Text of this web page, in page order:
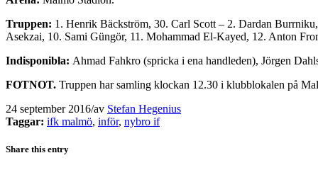
Truppen: 1. Henrik Bäckström, 30. Carl Scott – 2. Dardan
Asekzai, 10. Sami Güngör, 11. Mohammad El-Kayed, 12. Anton
Indisponibla: Ahmad Fahkro (spricka i ena handleden), Jörgen
FOTNOT. Truppen har samling klockan 12.30 i klubblokalen på
24 september 2016/av Stefan Hegenius
Taggar: ifk malmö, inför, nybro if
Share this entry